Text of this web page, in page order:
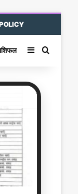
Sidebar